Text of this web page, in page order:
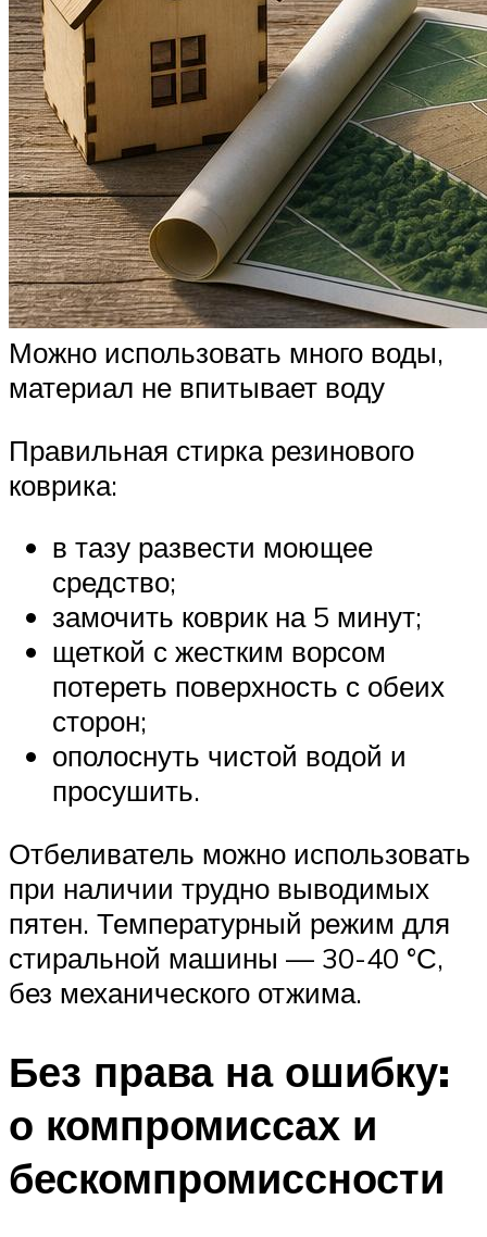
Можно использовать много воды,
материал не впитывает воду
Правильная стирка резинового
коврика:
в тазу развести моющее
средство;
замочить коврик на 5 минут;
щеткой с жестким ворсом
потереть поверхность с обеих
сторон;
ополоснуть чистой водой и
просушить.
Отбеливатель можно использовать
при наличии трудно выводимых
пятен. Температурный режим для
стиральной машины — 30-40 °С,
без механического отжима.
Без права на ошибку:
о компромиссах и
бескомпромиссности